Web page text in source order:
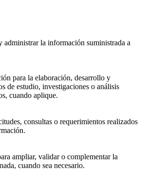
administrar la información suministrada a
para la elaboración, desarrollo y
de estudio, investigaciones o análisis
cuando aplique.
consultas o requerimientos realizados
ampliar, validar o complementar la
cuando sea necesario.